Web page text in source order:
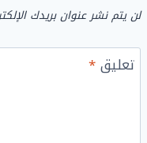
لن يتم نشر عنوان بريدك
تعليق*